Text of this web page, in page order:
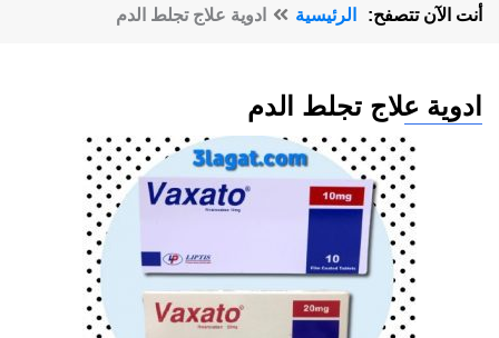
أنت الآن تتصفح: الرئيسية ادوية علاج تجلط الدم
ادوية علاج تجلط الدم